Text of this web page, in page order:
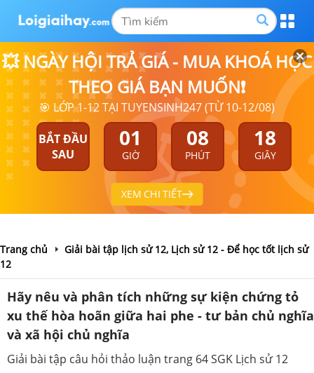
💥 NGÀY HỘI TRẢ GIÁ - MUA KHOÁ HỌC
THEO GIÁ BẠN MUỐN❗
🎯 LỚP 1-12 TẠI TUYENSINH247 (TỪ 10-12/08)
BẮT ĐẦU
SAU
01
GIỜ
08
PHÚT
17
GIÂY
XEM CHI TIẾT
Trang chủ
Giải bài tập lịch sử 12, Lịch sử 12 - Để học tốt lịch sử
12
Hãy nêu và phân tích những sự kiện chứng tỏ
xu thế hòa hoãn giữa hai phe - tư bản chủ nghĩa
và xã hội chủ nghĩa
Giải bài tập câu hỏi thảo luận trang 64 SGK Lịch sử 12